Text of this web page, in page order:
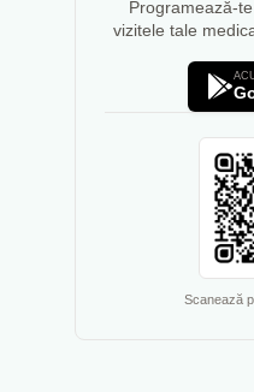
Programează-
vizitele tale
Scanează